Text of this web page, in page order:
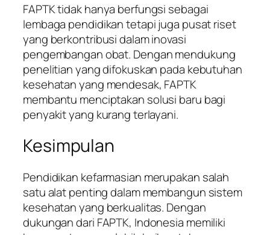
FAPTK tidak hanya berfungsi sebagai
lembaga pendidikan tetapi juga pusat riset
yang berkontribusi dalam inovasi
pengembangan obat. Dengan mendukung
penelitian yang difokuskan pada kebutuhan
kesehatan yang mendesak, FAPTK
membantu menciptakan solusi baru bagi
penyakit yang kurang terlayani.
Kesimpulan
Pendidikan kefarmasian merupakan salah
satu alat penting dalam membangun sistem
kesehatan yang berkualitas. Dengan
dukungan dari FAPTK, Indonesia memiliki